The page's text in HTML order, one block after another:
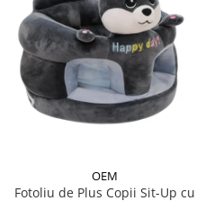
OEM
Fotoliu de Plus Copii Sit-Up cu